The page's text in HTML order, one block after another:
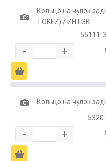
1
Кольцо на чулок
TOKEZ) / ИНТЭК
55111-
- +
Ä
1
Кольцо на чулок
- +
Ä